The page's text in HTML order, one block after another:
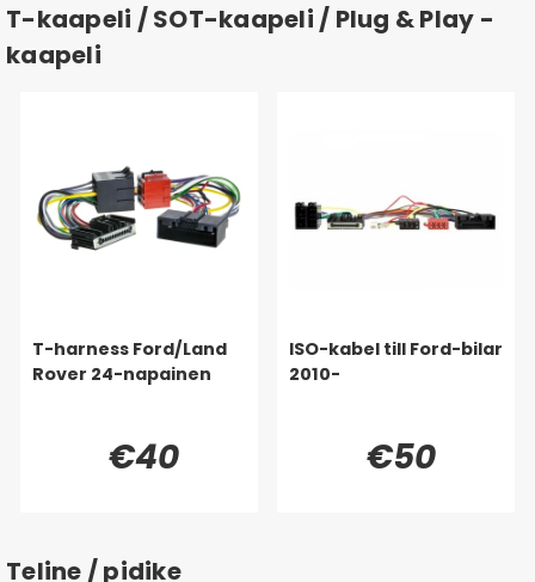
T-kaapeli / SOT-kaapeli / Plug & Play -
kaapeli
T-harness Ford/Land
Rover 24-napainen
€40
ISO-kabel till Ford-bilar
2010-
€50
Teline / pidike